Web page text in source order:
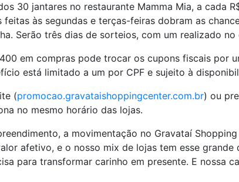
30 jantares no restaurante Mamma Mia, a cada
às segundas e terças-feiras dobram as
Serão três dias de sorteios, com um realizado no
em compras pode trocar os cupons fiscais por
está limitado a um por CPF e sujeito à
(promocao.gravataishoppingcenter.com.br) ou
no mesmo horário das lojas.
a movimentação no Gravataí
afetivo, e o nosso mix de lojas tem esse
para transformar carinho em presente. E nossa